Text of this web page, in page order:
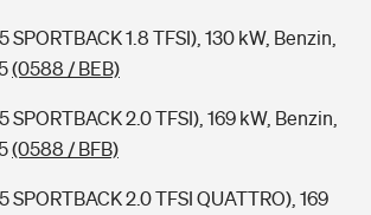
SPORTBACK 1.8 TFSI), 130 kW, Benzin,
(0588 / BEB)
SPORTBACK 2.0 TFSI), 169 kW, Benzin,
(0588 / BFB)
SPORTBACK 2.0 TFSI QUATTRO), 169